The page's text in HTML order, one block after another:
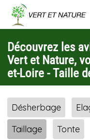
Découvrez les
Vert et Nature,
et-Loire - Taille
Désherbage
Taillage
Tonte